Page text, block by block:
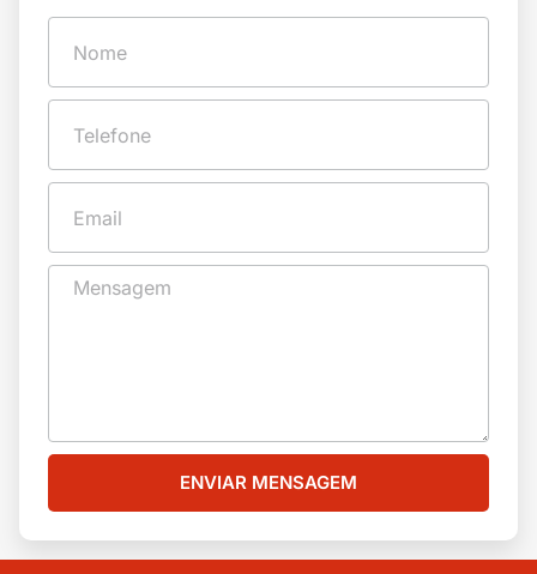
ENVIAR MENSAGEM